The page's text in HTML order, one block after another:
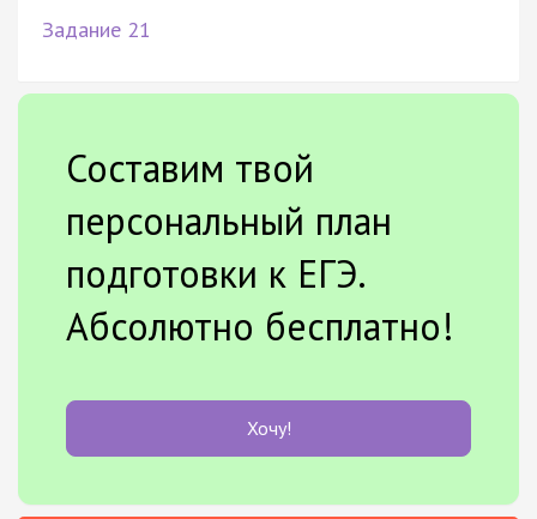
Задание 21
Составим твой
персональный план
подготовки к ЕГЭ.
Абсолютно бесплатно!
Хочу!